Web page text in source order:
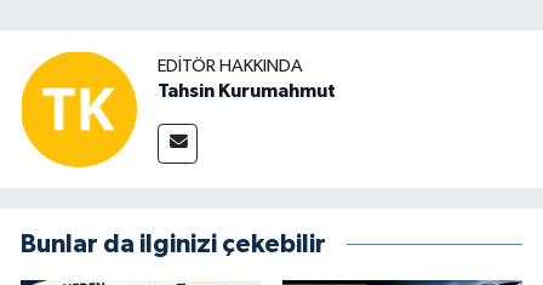
EDITÖR HAKKINDA
Tahsin Kurumahmut
Bunlar da ilginizi çekebilir